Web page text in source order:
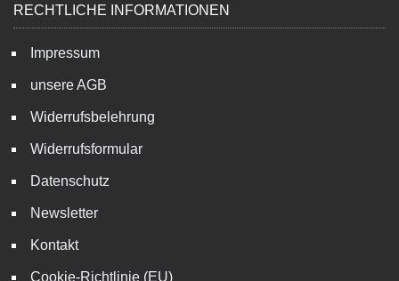
RECHTLICHE INFORMATIONEN
Impressum
unsere AGB
Widerrufsbelehrung
Widerrufsformular
Datenschutz
Newsletter
Kontakt
Cookie-Richtlinie (EU)